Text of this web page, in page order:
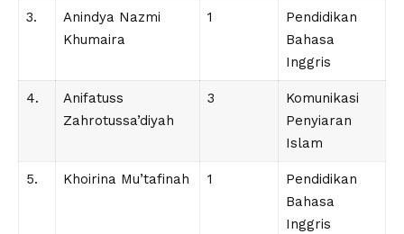
3.
Anindya Nazmi
Khumaira
1
Pendidikan
Bahasa
Inggris
4.
Anifatuss
Zahrotussa’diyah
3
Komunikasi
Penyiaran
Islam
5. Khoirina Mu’tafinah 1
Pendidikan
Bahasa
Inggris